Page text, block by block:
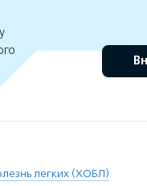
легких (ХОБЛ)